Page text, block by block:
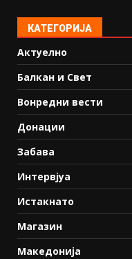
КАТЕГОРИЈА
Актуелно
Балкан и Свет
Вонредни вести
Донации
Забава
Интервјуа
Истакнато
Магазин
Македонија